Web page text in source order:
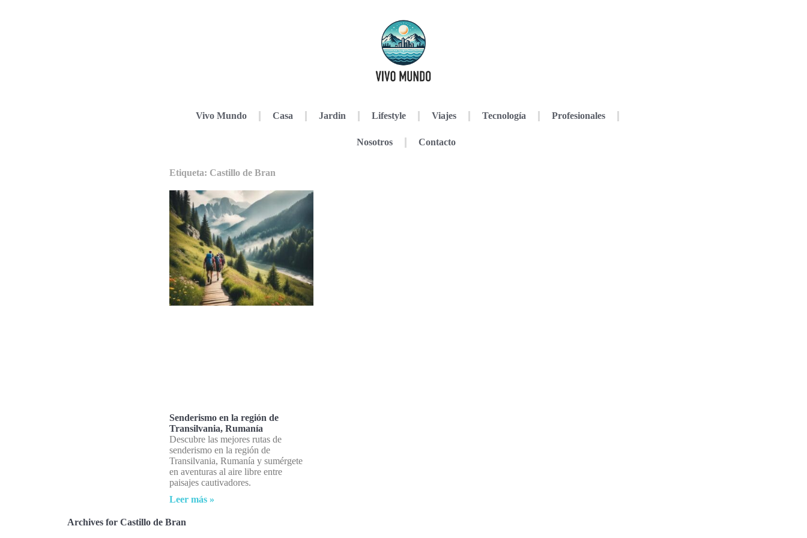
Vivo Mundo Casa Jardin Lifestyle Viajes Tecnología Profesionales
Nosotros Contacto
Etiqueta: Castillo de Bran
Senderismo en la región de
Transilvania, Rumanía
Descubre las mejores rutas de
senderismo en la región de
Transilvania, Rumanía y sumérgete
en aventuras al aire libre entre
paisajes cautivadores.
Leer más »
Archives for Castillo de Bran